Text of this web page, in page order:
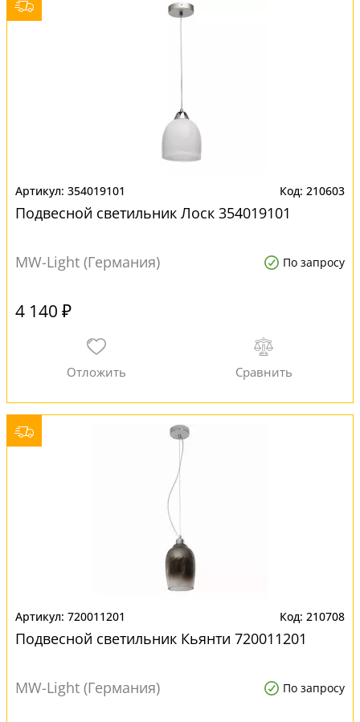
354019101 210603
Подвесной светильник Лоск 354019101
MW-Light (Германия) По запросу
4 140 ₽
720011201 210708
Подвесной светильник Кьянти 720011201
MW-Light (Германия) По запросу